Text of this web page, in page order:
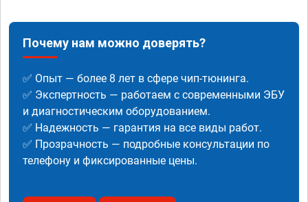
Почему нам можно доверять?
✅ Опыт — более 8 лет в сфере чип-тюнинга.
✅ Экспертность — работаем с современными ЭБУ
и диагностическим оборудованием.
✅ Надежность — гарантия на все виды работ.
✅ Прозрачность — подробные консультации по
телефону и фиксированные цены.